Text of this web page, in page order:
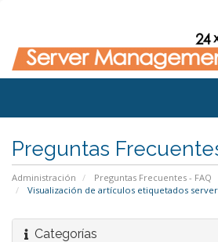
Preguntas
Administración
Preguntas Frecuentes - FAQ
Visualización de artículos etiquetados
Categorías